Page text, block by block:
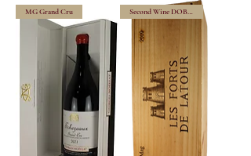
MG Grand Cru Second Wine DOBB.MG OWC